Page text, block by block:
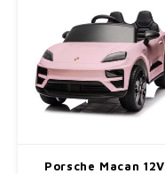
Porsche Macan 12V